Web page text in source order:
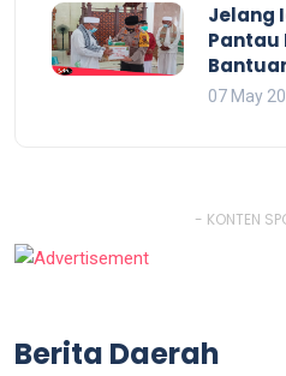
Jelang
Pantau
07 May
- KONTEN
Berita Daerah